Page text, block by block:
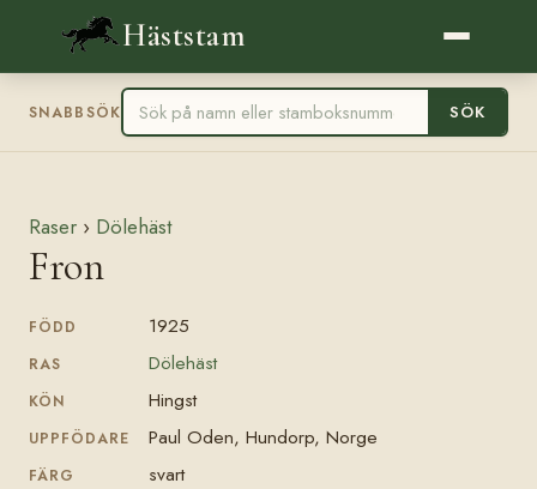
Häststam
SNABBSÖK SÖK
Raser › Dölehäst
Fron
FÖDD 1925
RAS Dölehäst
KÖN Hingst
UPPFÖDARE Paul Oden, Hundorp, Norge
FÄRG svart